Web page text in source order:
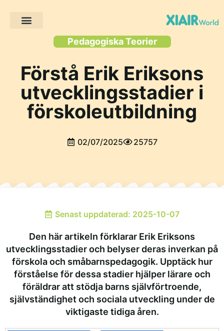
Pedagogiska Teorier
Förstå Erik Eriksons
utvecklingsstadier i
förskoleutbildning
02/07/2025 25757
Senast uppdaterad: 2025-10-07
Den här artikeln förklarar Erik Eriksons
utvecklingsstadier och belyser deras inverkan på
förskola och småbarnspedagogik. Upptäck hur
förståelse för dessa stadier hjälper lärare och
föräldrar att stödja barns självförtroende,
självständighet och sociala utveckling under de
viktigaste tidiga åren.